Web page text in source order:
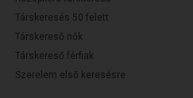
Társkeresés 50 felett
Társkereső nők
Társkereső férfiak
Szerelem első keresésre